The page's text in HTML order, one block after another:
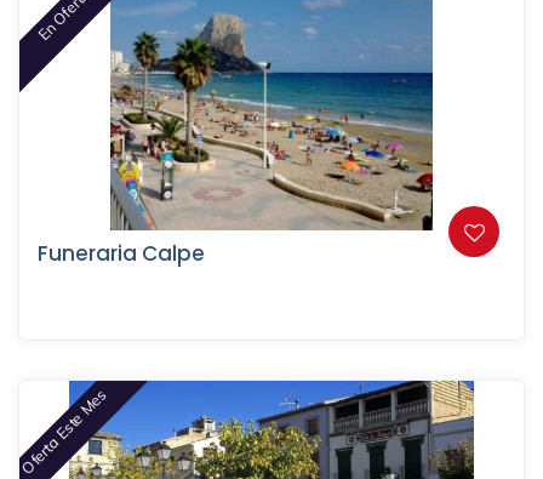
En Oferta
Funeraria Calpe
Oferta Este Mes